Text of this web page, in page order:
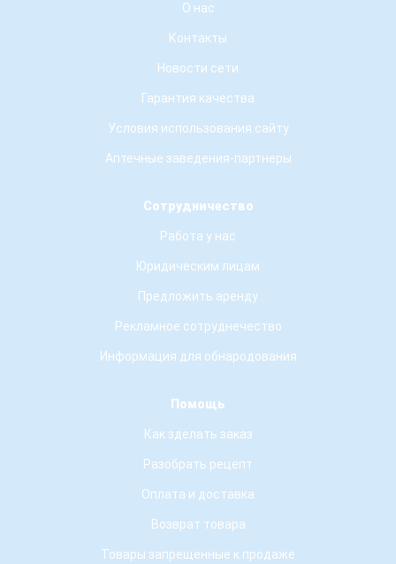
О нас
Контакты
Новости сети
Гарантия качества
Условия использования сайту
Аптечные заведения-партнеры
Сотрудничество
Работа у нас
Юридическим лицам
Предложить аренду
Рекламное сотруднечество
Информация для обнародования
Помощь
Как зделать заказ
Разобрать рецепт
Оплата и доставка
Возврат товара
Товары запрещенные к продаже